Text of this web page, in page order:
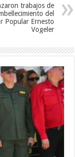
trabajos de
del
Popular Ernesto
Vogeler